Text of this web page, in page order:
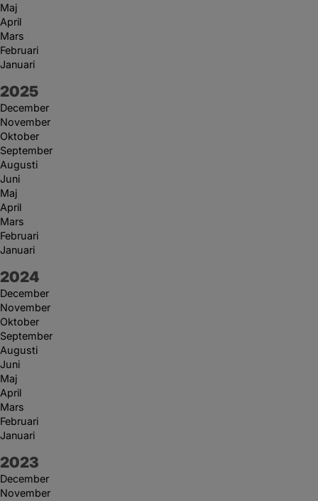
Maj
April
Mars
Februari
Januari
År:
2025
December
November
Oktober
September
Augusti
Juni
Maj
April
Mars
Februari
Januari
År:
2024
December
November
Oktober
September
Augusti
Juni
Maj
April
Mars
Februari
Januari
År:
2023
December
November